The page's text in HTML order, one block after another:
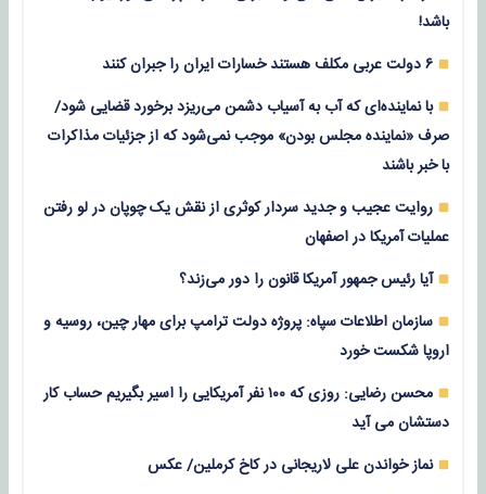
باشد!
۶ دولت عربی مکلف هستند خسارات ایران را جبران کنند
با نماینده‌ای که آب به آسیاب دشمن می‌ریزد برخورد قضایی شود/
صرف «نماینده مجلس بودن» موجب نمی‌شود که از جزئیات مذاکرات
با خبر باشند
روایت عجیب و جدید سردار کوثری از نقش یک چوپان در لو رفتن
عملیات آمریکا در اصفهان
آیا رئیس جمهور آمریکا قانون را دور می‌زند؟
سازمان اطلاعات سپاه: پروژه دولت ترامپ برای مهار چین، روسیه و
اروپا شکست خورد
محسن رضایی: روزی که ۱۰۰ نفر آمریکایی را اسیر بگیریم حساب کار
دستشان می آید
نماز خواندن علی لاریجانی در کاخ کرملین/ عکس